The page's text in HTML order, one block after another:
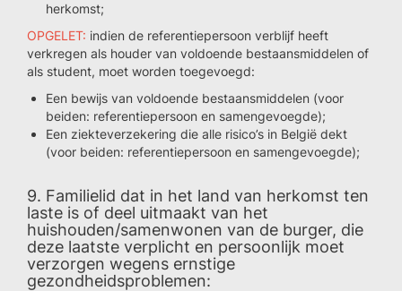
herkomst;
OPGELET: indien de referentiepersoon verblijf heeft
verkregen als houder van voldoende bestaansmiddelen of
als student, moet worden toegevoegd:
Een bewijs van voldoende bestaansmiddelen (voor
beiden: referentiepersoon en samengevoegde);
Een ziekteverzekering die alle risico’s in België dekt
(voor beiden: referentiepersoon en samengevoegde);
9. Familielid dat in het land van herkomst ten
laste is of deel uitmaakt van het
huishouden/samenwonen van de burger, die
deze laatste verplicht en persoonlijk moet
verzorgen wegens ernstige
gezondheidsproblemen: